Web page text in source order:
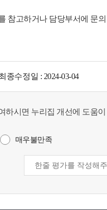
참고하거나 담당부서에 문의
종수정일 : 2024-03-04
하시면 누리집 개선에 도움
매우불만족